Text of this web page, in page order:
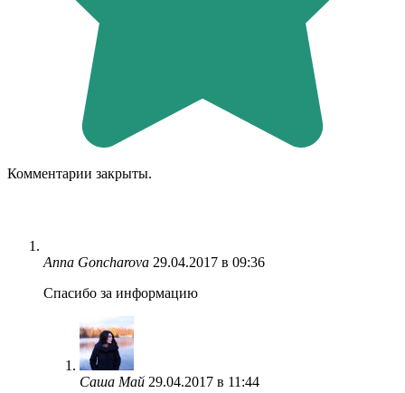
Комментарии закрыты.
Anna Goncharova 29.04.2017 в 09:36
Спасибо за информацию
Саша Май 29.04.2017 в 11:44